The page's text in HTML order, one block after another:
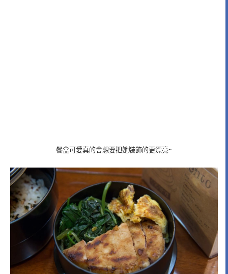
餐盒可愛真的會想要把她裝飾的更漂亮~